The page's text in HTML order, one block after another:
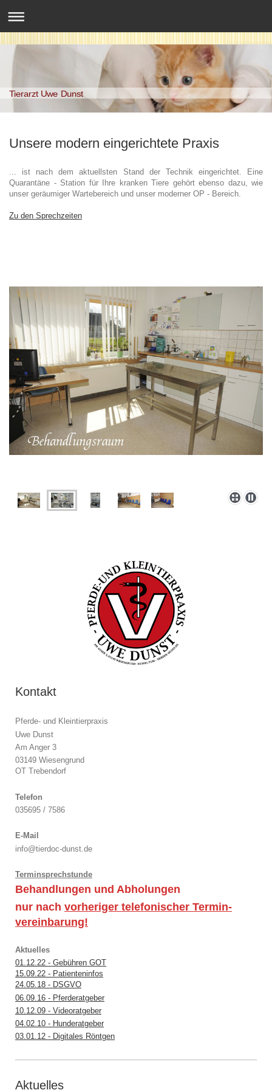
Tierarzt Uwe Dunst
Unsere modern eingerichtete Praxis
... ist nach dem aktuellsten Stand der Technik eingerichtet. Eine
Quarantäne - Station für Ihre kranken Tiere gehört ebenso dazu, wie
unser geräumiger Wartebereich und unser moderner OP - Bereich.
Zu den Sprechzeiten
Kontakt
Pferde- und Kleintierpraxis
Uwe Dunst
Am Anger 3
03149 Wiesengrund
OT Trebendorf
Telefon
035695 / 7586
E-Mail
info@tierdoc-dunst.de
Terminsprechstunde
Behandlungen und Abholungen
nur nach vorheriger telefonischer Termin-
vereinbarung!
Aktuelles
01.12.22 - Gebühren GOT
15.09.22 - Patienteninfos
24.05.18 - DSGVO
06.09.16 - Pferderatgeber
10.12.09 - Videoratgeber
04.02.10 - Hunderatgeber
03.01.12 - Digitales Röntgen
Aktuelles